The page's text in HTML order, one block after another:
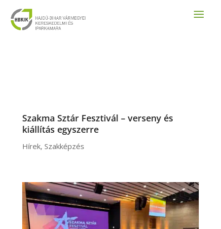
Szakma Sztár Fesztivál – verseny és
kiállítás egyszerre
Hírek, Szakképzés